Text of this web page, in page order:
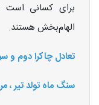
برای کسانی است
الهام‌بخش هستند.
تعادل چاکرا دوم و
سنگ ماه تولد تیر ،